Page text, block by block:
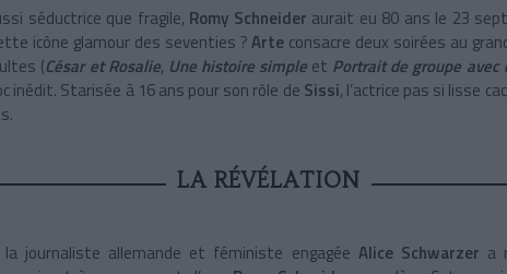
séductrice que fragile, Romy Schneider aurait eu 80 ans le 23
icône glamour des seventies ?Arte consacre deux soirées au
(César et Rosalie, Une histoire simpleet Portrait de groupe avec
inédit. Starisée à 16 ans pour son rôle de Sissi, l’actrice pas si lisse
LA RÉVÉLATION
la journaliste allemande et féministe engagée Alice Schwarzer a